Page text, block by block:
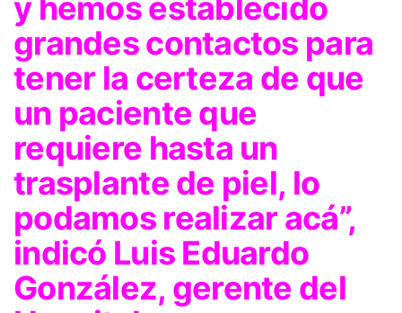
y hemos establecido
grandes contactos para
tener la certeza de que
un paciente que
requiere hasta un
trasplante de piel, lo
podamos realizar acá”,
indicó Luis Eduardo
González, gerente del